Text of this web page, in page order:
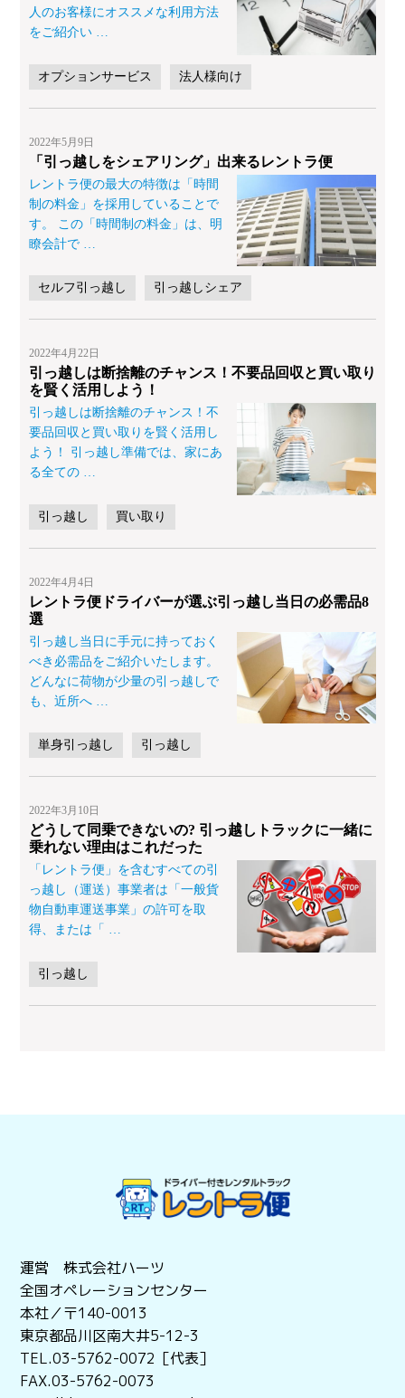
人のお客様にオススメな利用方法
をご紹介い
オプションサービス 法人様向け
2022年5月9日
「引っ越しをシェアリング」出来るレントラ便
レントラ便の最大の特徴は「時間
制の料金」を採用していることで
す。 この「時間制の料金」は、明
瞭会計で …
セルフ引っ越し 引っ越しシェア
2022年4月22日
引っ越しは断捨離のチャンス！不要品回収と買い取り
を賢く活用しよう！
引っ越しは断捨離のチャンス！不
要品回収と買い取りを賢く活用し
よう！ 引っ越し準備では、家にあ
る全ての
引っ越し 買い取り
2022年4月4日
レントラ便ドライバーが選ぶ引っ越し当日の必需品8
選
引っ越し当日に手元に持っておく
べき必需品をご紹介いたします。
どんなに荷物が少量の引っ越しで
も、近所へ …
単身引っ越し 引っ越し
2022年3月10日
どうして同乗できないの? 引っ越しトラックに一緒に
乗れない理由はこれだった
「レントラ便」を含むすべての引
っ越し（運送）事業者は「一般貨
物自動車運送事業」の許可を取
得、または「
引っ越し
運営 株式会社ハーツ
全国オペレーションセンター
本社／〒140-0013
東京都品川区南大井5-12-3
TEL.03-5762-0072［代表］
FAX.03-5762-0073